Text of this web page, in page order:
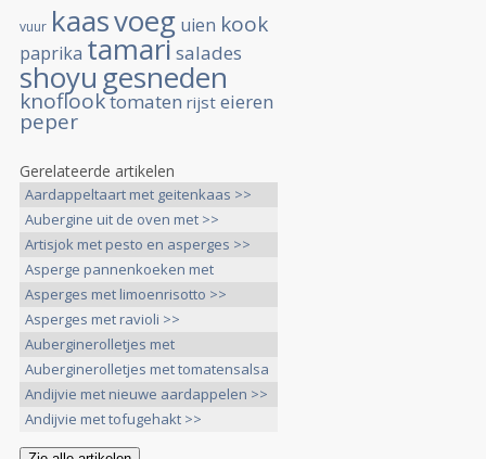
vuur kaasvoeg uien kook
paprika tamarisalades
shoyu gesneden
knoflooktomaten rijst eieren
peper
Gerelateerde artikelen
Aardappeltaart met geitenkaas >>
Aubergine uit de oven met >>
Artisjok met pesto en asperges >>
Asperge pannenkoeken met
bieslooksaus >>
Asperges met limoenrisotto >>
Asperges met ravioli >>
Auberginerolletjes met
Hazelnotentapenade >>
Auberginerolletjes met tomatensalsa
>>
Andijvie met nieuwe aardappelen >>
Andijvie met tofugehakt >>